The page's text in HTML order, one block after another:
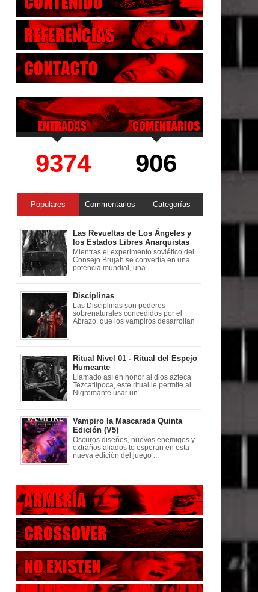
9374 906
Populares Commentarios Categorías
Las Revueltas de Los Ángeles y
los Estados Libres Anarquistas
Mientras el experimento soviético del
Consejo Brujah se convertía en una
potencia mundial, una ...
Disciplinas
Las Disciplinas son poderes
sobrenaturales concedidos por el
Abrazo, que los vampiros desarrollan
Ritual Nivel 01 - Ritual del Espejo
Humeante
Llamado así en honor al dios azteca
Tezcatlipoca, este ritual le permite al
Nigromante usar un ...
Vampiro la Mascarada Quinta
Edición (V5)
Oscuros diseños, nuevos enemigos y
extraños aliados te esperan en esta
nueva edición del juego ...